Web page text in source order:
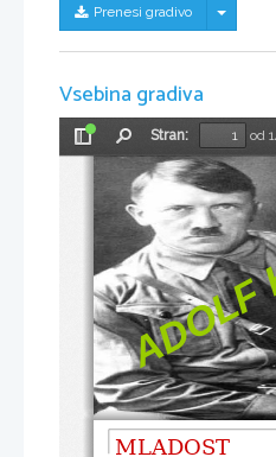
Prenesi gradivo Skrij/
Vsebina gradiva
Preklopi
vrstico
Stran:
od
ADOLF
MLADOST